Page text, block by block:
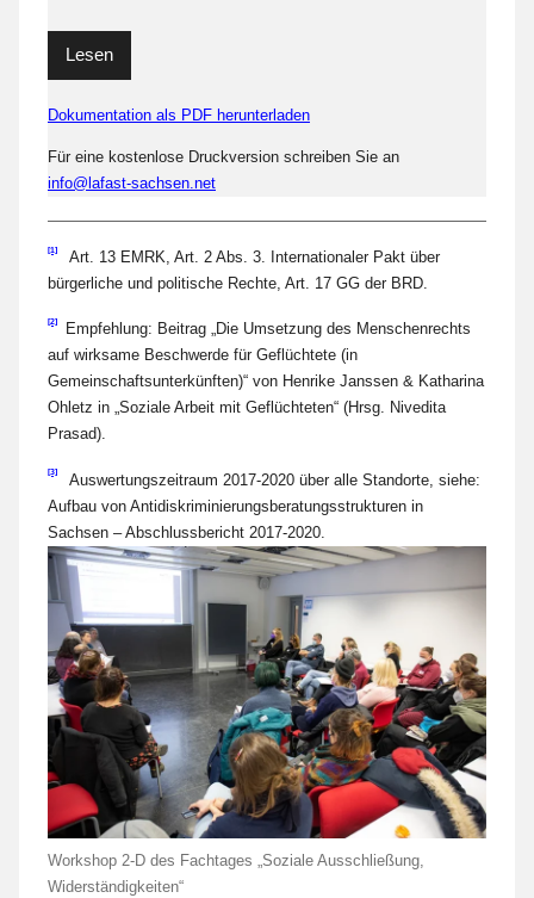
Lesen
Dokumentation als PDF herunterladen
Für eine kostenlose Druckversion schreiben Sie an
info@lafast-sachsen.net
[1]
Art. 13 EMRK, Art. 2 Abs. 3. Internationaler Pakt über
bürgerliche und politische Rechte, Art. 17 GG der BRD.
[2]
Empfehlung: Beitrag „Die Umsetzung des Menschenrechts
auf wirksame Beschwerde für Geflüchtete (in
Gemeinschaftsunterkünften)“ von Henrike Janssen & Katharina
Ohletz in „Soziale Arbeit mit Geflüchteten“ (Hrsg. Nivedita
Prasad).
[3]
Auswertungszeitraum 2017-2020 über alle Standorte, siehe:
Aufbau von Antidiskriminierungsberatungsstrukturen in
Sachsen – Abschlussbericht 2017-2020.
Workshop 2-D des Fachtages „Soziale Ausschließung,
Widerständigkeiten“